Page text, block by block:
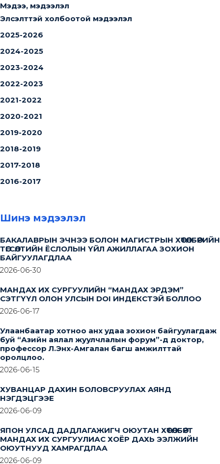
Мэдээ, мэдээлэл
Элсэлттэй холбоотой мэдээлэл
2025-2026
2024-2025
2023-2024
2022-2023
2021-2022
2020-2021
2019-2020
2018-2019
2017-2018
2016-2017
Шинэ мэдээлэл
БАКАЛАВРЫН ЭЧНЭЭ БОЛОН МАГИСТРЫН ХӨТӨЛБӨРИЙН
ТӨГСӨЛТИЙН ЁСЛОЛЫН ҮЙЛ АЖИЛЛАГАА ЗОХИОН
БАЙГУУЛАГДЛАА
2026-06-30
МАНДАХ ИХ СУРГУУЛИЙН “МАНДАХ ЭРДЭМ”
СЭТГҮҮЛ ОЛОН УЛСЫН DOI ИНДЕКСТЭЙ БОЛЛОО
2026-06-17
Улаанбаатар хотноо анх удаа зохион байгуулагдаж
буй “Азийн аялал жуулчлалын форум”-д доктор,
профессор Л.Энх-Амгалан багш амжилттай
оролцлоо.
2026-06-15
ХУВАНЦАР ДАХИН БОЛОВСРУУЛАХ АЯНД
НЭГДЭЦГЭЭЕ
2026-06-09
ЯПОН УЛСАД ДАДЛАГАЖИГЧ ОЮУТАН ХӨТӨЛБӨРТ
МАНДАХ ИХ СУРГУУЛИАС ХОЁР ДАХЬ ЭЭЛЖИЙН
ОЮУТНУУД ХАМРАГДЛАА
2026-06-09